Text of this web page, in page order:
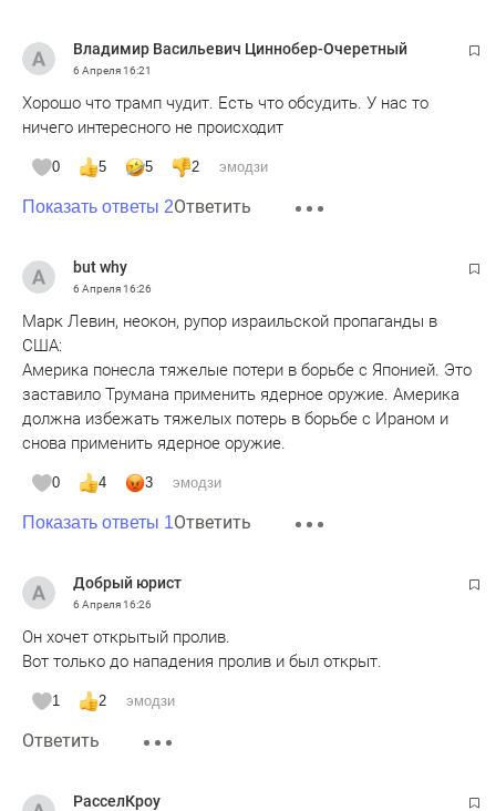
Владимир Васильевич Циннобер-Очеретный
6 Апреля16:21
Хорошо что трамп чудит. Есть что обсудить. У нас то
ничего интересного не происходит
0 5 5 2 эмодзи
Показать ответы 2Ответить
but why
6 Апреля16:26
Марк Левин, неокон, рупор израильской пропаганды в
США:
Америка понесла тяжелые потери в борьбе с Японией. Это
заставило Трумана применить ядерное оружие. Америка
должна избежать тяжелых потерь в борьбе с Ираном и
снова применить ядерное оружие.
0 4 3 эмодзи
Показать ответы 1Ответить
Добрый юрист
6 Апреля16:26
Он хочет открытый пролив.
Вот только до нападения пролив и был открыт.
1 2 эмодзи
Ответить
РасселКроу